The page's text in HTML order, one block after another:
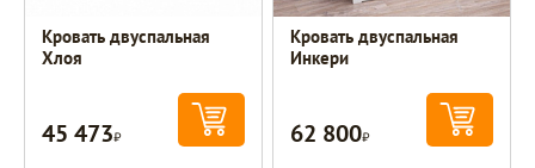
Кровать двуспальная
Хлоя
45 473Р
Кровать двуспальная
Инкери
62 800Р